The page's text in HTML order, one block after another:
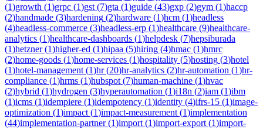
(1)growth (1)grpc (1)gst (7)gta (1)guide (43)gxp (2)gym (1)haccp
(2)handmade (3)hardening (2)hardware (1)hcm (1)headless
(4)headless-commerce (3)headless-erp (1)healthcare (9)healthcare-
analytics (1)healthcare-dashboards (1)helpdesk (7)hepsiburada
(1)hetzner(1)higher-ed (1)hipaa (5)hiring (4)hmac (1)hmrc
(2)home-goods (1)home-services (1)hospitality (5)hosting (3)hotel
(1)hotel-management (1)hr(20)hr-analytics (2)hr-automation (1)hr-
compliance (1)hrms (1)hubspot (7)human-machine (1)hvac
(2)hybrid (1)hydrogen (3)hyperautomation (1)i18n (2)iam (1)ibm
(1)icms (1)idempiere (1)idempotency (1)identity (4)ifrs-15 (1)image-
optimization (1)impact (1)impact-measurement (1)implementation
(44)implementation-partner(1)import (1)import-export (1)import-